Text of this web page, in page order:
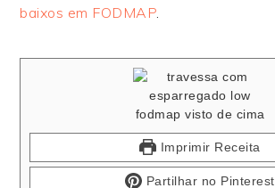
baixos em FODMAP
Imprimir Receita
Partilhar no Pinterest